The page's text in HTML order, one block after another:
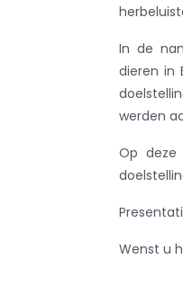
In de
dieren in
werden
Op deze
Wenst u